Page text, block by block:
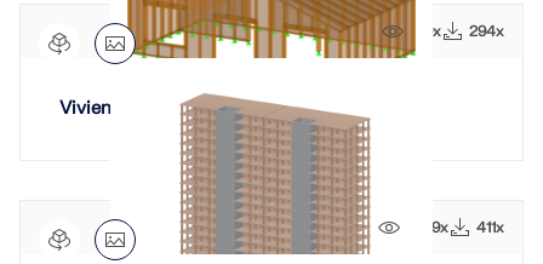
1119x 294x
Vivienda unifamiliar aislada de madera
3999x 411x